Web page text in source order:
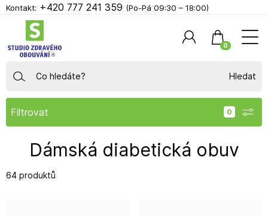
Filtrovat
Dámská diabetická obuv
64 produktů
Kontakt: +420 777 241 359 (Po-Pá 09:30 – 18:00)
0
Hledat